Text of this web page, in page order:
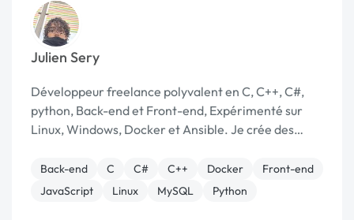
Julien Sery
Développeur freelance polyvalent en C, C++, C#,
python, Back-end et Front-end, Expérimenté sur
Linux, Windows, Docker et Ansible. Je crée des
besoins.
Back-end C C# C++ Docker
Front-end
JavaScript
Linux MySQL Python